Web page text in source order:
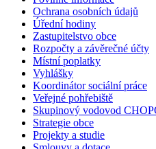
Ochrana osobních údajů
Úřední hodiny
Zastupitelstvo obce
Rozpočty a závěrečné účty
Místní poplatky
Vyhlášky
Koordinátor sociální práce
Veřejné pohřebiště
Skupinový vodovod
Strategie obce
Projekty a studie